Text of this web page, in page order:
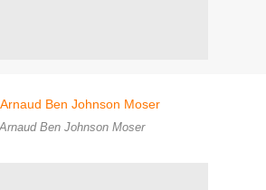
Ben Johnson Moser